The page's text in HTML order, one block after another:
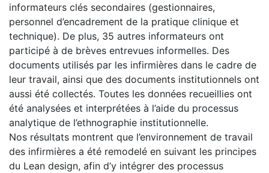
informateurs clés secondaires (gestionnaires,
personnel d’encadrement de la pratique clinique et
technique). De plus, 35 autres informateurs ont
participé à de brèves entrevues informelles. Des
documents utilisés par les infirmières dans le cadre de
leur travail, ainsi que des documents institutionnels ont
aussi été collectés. Toutes les données recueillies ont
été analysées et interprétées à l’aide du processus
analytique de l’ethnographie institutionnelle.
Nos résultats montrent que l’environnement de travail
des infirmières a été remodelé en suivant les principes
du Lean design, afin d’y intégrer des processus